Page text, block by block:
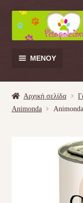
Απευθείας
μετάβαση
στην
πλοήγηση
Μετάβαση
σε
περιεχόμενο
ΜΕΝΟΎ
Αρχική σελίδα
Animonda